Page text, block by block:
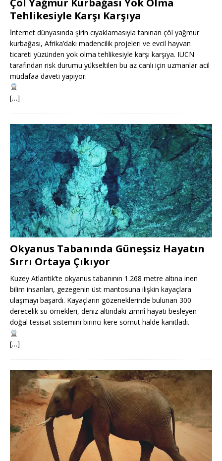
Tehlikesiyle Karşı Karşıya
İnternet dünyasında şirin cıyaklamasıyla tanınan çöl yağmur
kurbağası, Afrika’daki madencilik projeleri ve evcil hayvan
ticareti yüzünden yok olma tehlikesiyle karşı karşıya. IUCN
tarafından risk durumu yükseltilen bu az canlı için uzmanlar acil
müdafaa daveti yapıyor.
[…]
Okyanus Tabanında Güneşsiz Hayatın
Sırrı Ortaya Çıkıyor
Kuzey Atlantik’te okyanus tabanının 1.268 metre altına inen
bilim insanları, gezegenin üst mantosuna ilişkin kayaçlara
ulaşmayı başardı. Kayaçların gözeneklerinde bulunan 300
derecelik su örnekleri, deniz altındaki zımnî hayatı besleyen
doğal tesisat sistemini birinci kere somut halde kanıtladı.
[…]